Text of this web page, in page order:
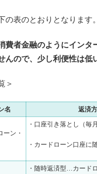
の表のとおりとなります。
費者金融のようにインタ
んので、少し利便性は低
＞
名 返済
ーン・
・口座引き落とし（毎
・カードローン口座に
・随時返済型…カード